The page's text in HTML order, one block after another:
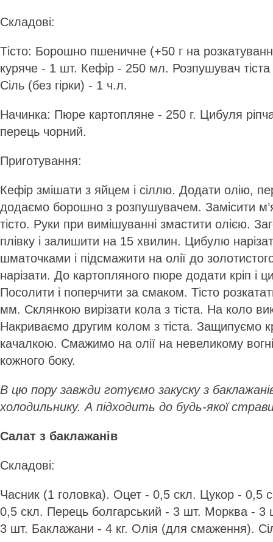
Складові:
Тісто: Борошно пшеничне (+50 г на
куряче - 1 шт. Кефір - 250 мл. Розпушувач
Сіль (без гірки) - 1 ч.л.
Начинка: Пюре картопляне - 250 г. Цибуля
перець чорний.
Приготування:
Кефір змішати з яйцем і сіллю. Додати олію,
додаємо борошно з розпушувачем. Замісити
тісто. Руки при вимішуванні змастити олією.
плівку і залишити на 15 хвилин. Цибулю
шматочками і підсмажити на олії до
нарізати. До картопляного пюре додати кріп і
Посолити і поперчити за смаком. Тісто
мм. Склянкою вирізати кола з тіста. На коло
Накриваємо другим колом з тіста. Защипуємо
качалкою. Смажимо на олії на невеликому
кожного боку.
В цю пору завжди готуємо закуску з
холодильнику. А підходить до будь-якої
Салат з баклажанів
Складові:
Часник (1 головка). Оцет - 0,5 скл. Цукор - 0,5
0,5 скл. Перець болгарський - 3 шт. Морква - 3
3 шт. Баклажани - 4 кг. Олія (для смаження).